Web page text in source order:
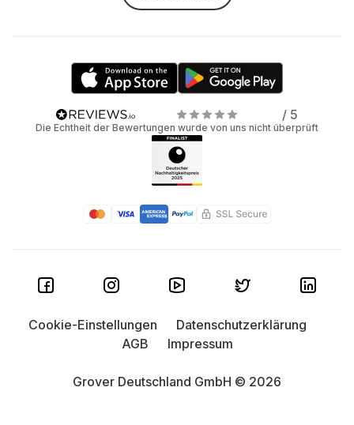
/ 5
Die Echtheit der Bewertungen wurde von uns nicht überprüft
Grover Deutschland GmbH © 2026
Cookie-Einstellungen
Datenschutzerklärung
AGB
Impressum